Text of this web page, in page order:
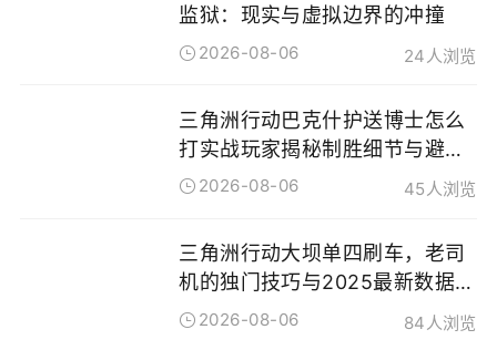
监狱：现实与虚拟边界的冲撞
2026-08-06 24人浏览
三角洲行动巴克什护送博士怎么
打实战玩家揭秘制胜细节与避坑
指南2026-08-06 45人浏览
三角洲行动大坝单四刷车，老司
机的独门技巧与2025最新数据揭
秘 2026-08-06 84人浏览